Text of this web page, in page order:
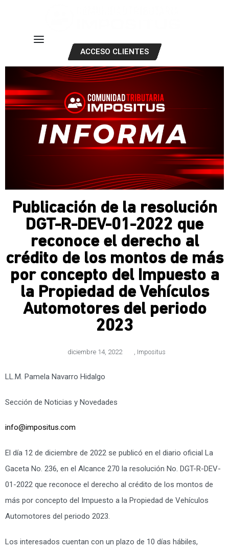
ACCESO CLIENTES
Publicación de la resolución
DGT-R-DEV-01-2022 que
reconoce el derecho al
crédito de los montos de más
por concepto del Impuesto a
la Propiedad de Vehículos
Automotores del periodo
2023
diciembre 14, 2022 Impositus
LL.M. Pamela Navarro Hidalgo
Sección de Noticias y Novedades
info@impositus.com
El día 12 de diciembre de 2022 se publicó en el diario oficial La
Gaceta No. 236, en el Alcance 270 la resolución No. DGT-R-DEV-
01-2022 que reconoce el derecho al crédito de los montos de
más por concepto del Impuesto a la Propiedad de Vehículos
Automotores del periodo 2023.
Los interesados cuentan con un plazo de 10 días hábiles,